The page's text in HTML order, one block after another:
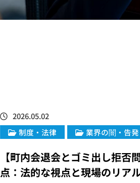
2026.05.02
制度・法律
業界の闇・告発
【町内会退会とゴミ出し拒
点：法的な視点と現場のリア